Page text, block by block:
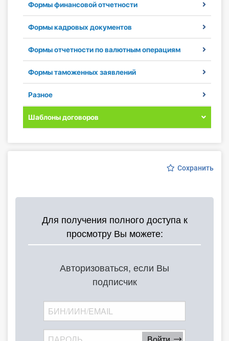
Вебинары
Справочник бухгалтера
Участник ВЭД
Практика ИП
Кадры. Труд. Зарплата.
Тестирование для
Формы финансовой отчетности
Формы кадровых документов
Формы отчетности по валютным операциям
Формы таможенных заявлений
Разное
Шаблоны договоров
Сохранить
Для получения полного доступа к
просмотру Вы можете:
Авторизоваться, если Вы
подписчик